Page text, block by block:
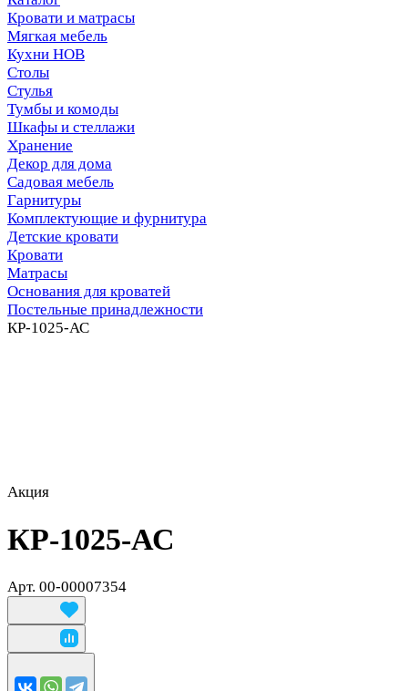
Кровати и матрасы
Мягкая мебель
Кухни НОВ
Столы
Стулья
Тумбы и комоды
Шкафы и стеллажи
Хранение
Декор для дома
Садовая мебель
Гарнитуры
Комплектующие и фурнитура
Детские кровати
Кровати
Матрасы
Основания для кроватей
Постельные принадлежности
КР-1025-АС
Акция
КР-1025-АС
Арт. 00-00007354